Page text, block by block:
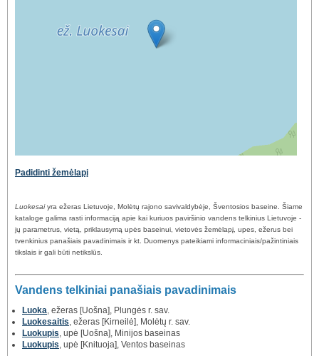
Padidinti žemėlapį
Luokesaiyra ežeras Lietuvoje, Molėtų rajono savivaldybėje, Šventosios baseine. Šiame
kataloge galima rasti informaciją apie kai kuriuos paviršinio vandens telkinius Lietuvoje -
jų parametrus, vietą, priklausymą upės baseinui, vietovės žemėlapį, upes, ežerus bei
tvenkinius panašiais pavadinimais ir kt. Duomenys pateikiami informaciniais/pažintiniais
tikslais ir gali būti netikslūs.
Vandens telkiniai panašiais pavadinimais
Luoka, ežeras [Uošna], Plungės r. sav.
Luokesaitis, ežeras [Kirneilė], Molėtų r. sav.
Luokupis, upė [Uošna], Minijos baseinas
Luokupis, upė [Knituoja], Ventos baseinas